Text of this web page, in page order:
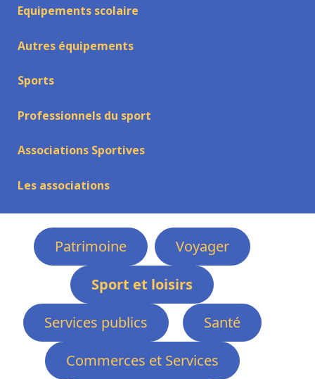
Equipements scolaire
Autres équipements
Sports
Professionnels du sport
Associations Sportives
Les associations
Patrimoine
Voyager
Sport et loisirs
Services publics
Santé
Commerces et Services